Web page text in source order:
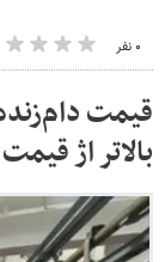
۰ نفر
قیمت
بالاتر اژ